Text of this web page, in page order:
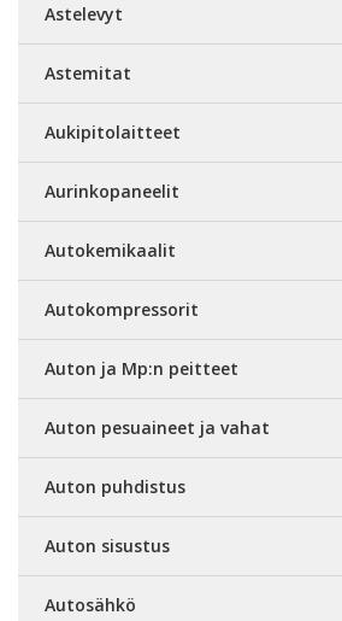
Astelevyt
Astemitat
Aukipitolaitteet
Aurinkopaneelit
Autokemikaalit
Autokompressorit
Auton ja Mp:n peitteet
Auton pesuaineet ja vahat
Auton puhdistus
Auton sisustus
Autosähkö